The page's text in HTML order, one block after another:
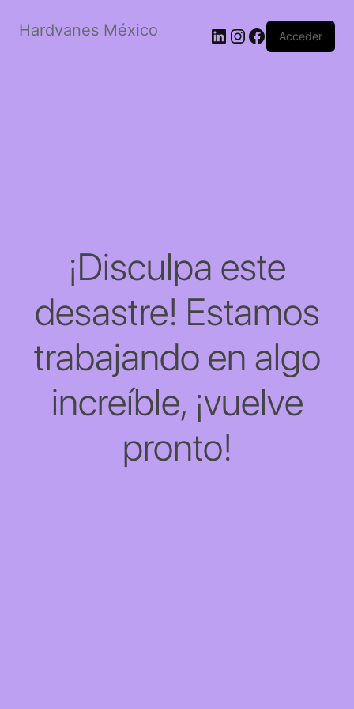
Hardvanes México LinkedIn
Instagram
Facebook
Acceder
¡Disculpa este
desastre! Estamos
trabajando en algo
increíble, ¡vuelve
pronto!